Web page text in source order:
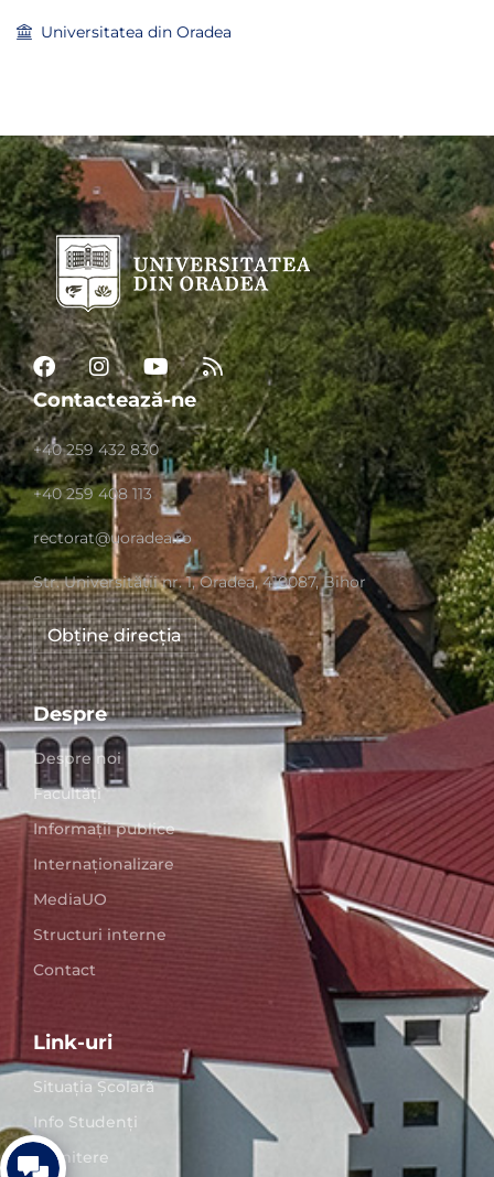
Universitatea din Oradea
Contactează-ne
+40 259 432 830
+40 259 408 113
rectorat@uoradea.ro
Str. Universităţii nr. 1, Oradea, 410087, Bihor
Obține direcția
Despre
Despre noi
Facultăți
Informații publice
Internaționalizare
MediaUO
Structuri interne
Contact
Link-uri
Situaţia Școlară
Info Studenți
Admitere